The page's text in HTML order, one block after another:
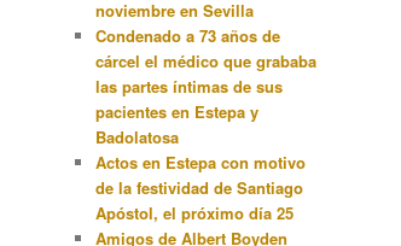
noviembre en Sevilla
Condenado a 73 años de
cárcel el médico que grababa
las partes íntimas de sus
pacientes en Estepa y
Badolatosa
Actos en Estepa con motivo
de la festividad de Santiago
Apóstol, el próximo día 25
Amigos de Albert Boyden